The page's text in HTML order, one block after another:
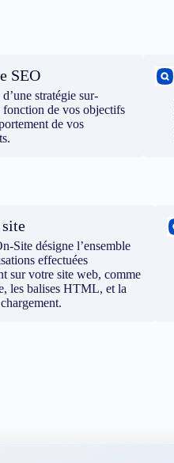
SEO
stratégie sur-
fonction de vos objectifs
de vos
site
Site désigne l’ensemble
effectuées
sur votre site web, comme
les balises HTML, et la